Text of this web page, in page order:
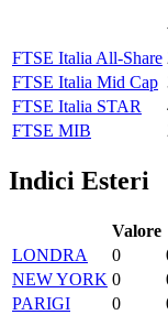
FTSE Italia All-Share
FTSE Italia Mid Cap
FTSE Italia STAR
FTSE MIB
Indici Esteri
Valore
LONDRA
0
NEW YORK 0
PARIGI
0